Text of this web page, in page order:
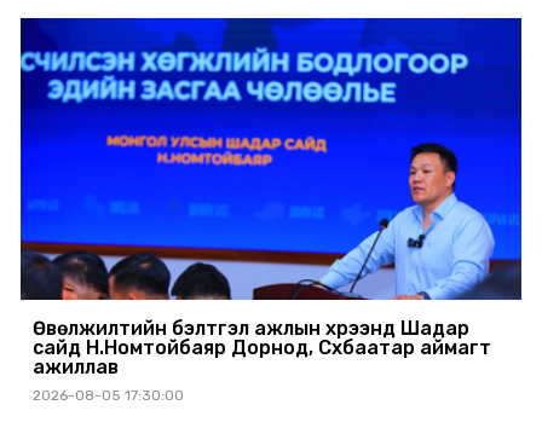
Өвөлжилтийн бэлтгэл ажлын хүрээнд Шадар
сайд Н.Номтойбаяр Дорнод, Сүхбаатар аймагт
ажиллав
2026-08-05 17:30:00